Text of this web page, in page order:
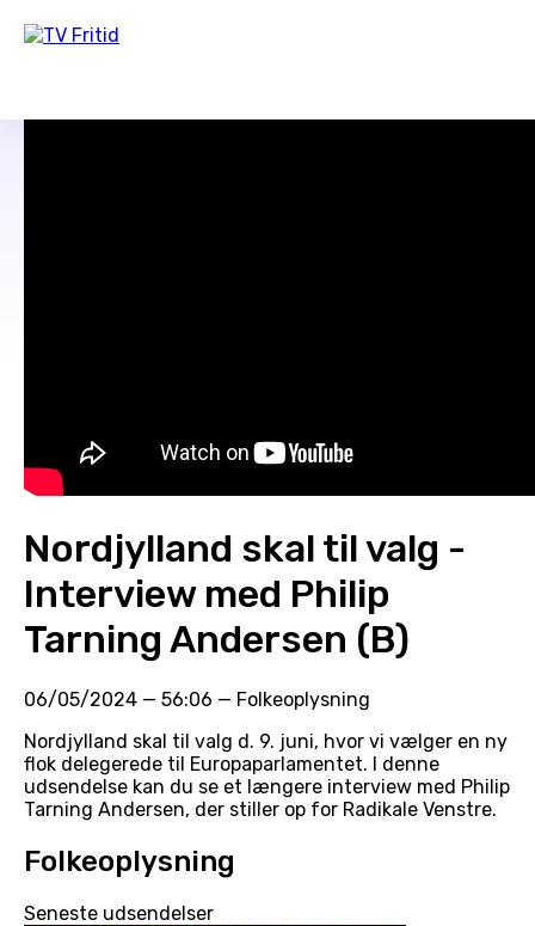
Nordjylland skal til valg -
Interview med Philip
Tarning Andersen (B)
06/05/2024 — 56:06 — Folkeoplysning
Nordjylland skal til valg d. 9. juni, hvor vi vælger en ny
flok delegerede til Europaparlamentet. I denne
udsendelse kan du se et længere interview med Philip
Tarning Andersen, der stiller op for Radikale Venstre.
Folkeoplysning
Seneste udsendelser